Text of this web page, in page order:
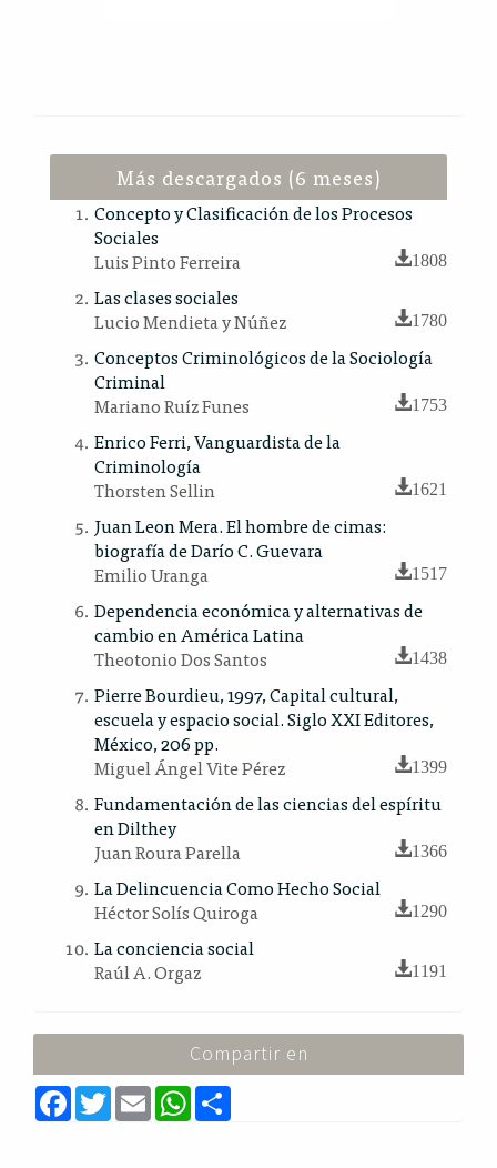
Más descargados (6 meses)
Concepto y Clasificación de los Procesos
Sociales
Luis Pinto Ferreira
1808
Las clases sociales
Lucio Mendieta y Núñez
1780
Conceptos Criminológicos de la Sociología
Criminal
Mariano Ruíz Funes
1753
Enrico Ferri, Vanguardista de la
Criminología
Thorsten Sellin
1621
Juan Leon Mera. El hombre de cimas:
biografía de Darío C. Guevara
Emilio Uranga
1517
Dependencia económica y alternativas de
cambio en América Latina
Theotonio Dos Santos
1438
Pierre Bourdieu, 1997, Capital cultural,
escuela y espacio social. Siglo XXI Editores,
México, 206 pp.
Miguel Ángel Vite Pérez
1399
Fundamentación de las ciencias del espíritu
en Dilthey
Juan Roura Parella
1366
La Delincuencia Como Hecho Social
Héctor Solís Quiroga
1290
La conciencia social
Raúl A. Orgaz
1191
Compartir en
F
a
c
T
w
E
m
a
W
h
a